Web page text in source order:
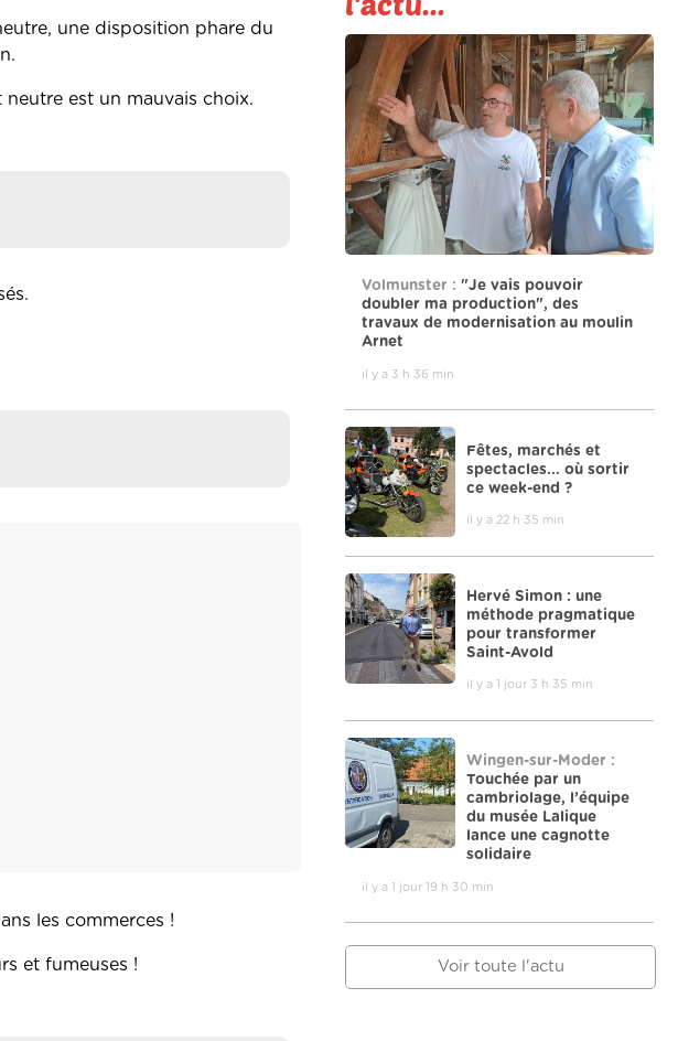
une disposition phare du
est un mauvais choix.
les commerces !
et fumeuses !
Volmunster : "Je vais pouvoir
doubler ma production", des
travaux de modernisation au moulin
Arnet
il y a 3 h 36 min
Fêtes, marchés et
spectacles... où sortir
ce week-end ?
il y a 22 h 35 min
Hervé Simon : une
méthode pragmatique
pour transformer
Saint-Avold
il y a 1 jour 3 h 35 min
Wingen-sur-Moder :
Touchée par un
cambriolage, l’équipe
du musée Lalique
lance une cagnotte
solidaire
il y a 1 jour 19 h 30 min
Voir toute l'actu